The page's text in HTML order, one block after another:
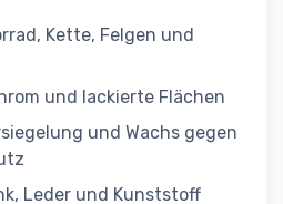
Kette, Felgen und
und lackierte Flächen
und Wachs gegen
Leder und Kunststoff